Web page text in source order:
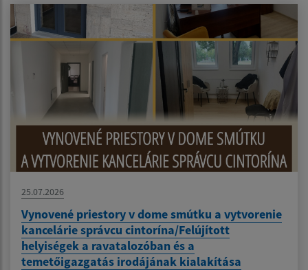
25.07.2026
Vynovené priestory v dome smútku a vytvorenie
kancelárie správcu cintorína/Felújított
helyiségek a ravatalozóban és a
temetőigazgatás irodájának kialakítása